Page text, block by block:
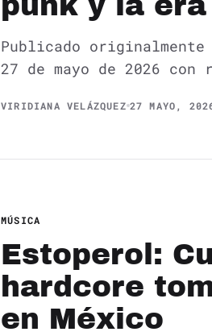
Publicado
27 de mayo de 2026
VIRIDIANA VELÁZQUEZ 27 MAYO,
MÚSICA
Estoperol:
hardcore
en México